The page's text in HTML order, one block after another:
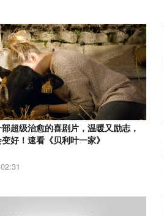
部超级治愈的喜剧片，温暖又励志，
好！速看《贝利叶一家》